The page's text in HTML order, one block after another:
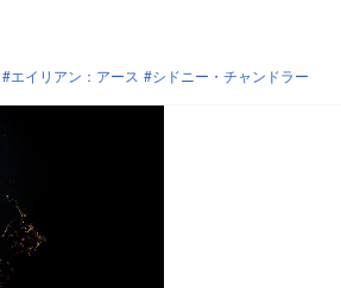
エイリアン：アース シドニー・チャンドラー